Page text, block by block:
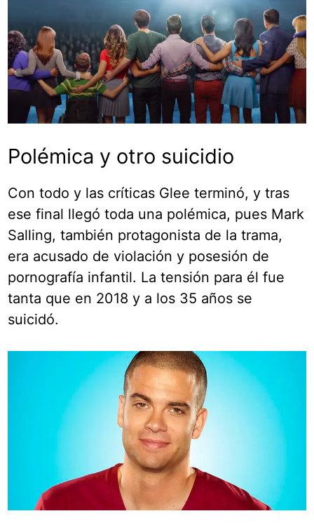
Polémica y otro suicidio
Con todo y las críticas Glee terminó, y tras
ese final llegó toda una polémica, pues Mark
Salling, también protagonista de la trama,
era acusado de violación y posesión de
pornografía infantil. La tensión para él fue
tanta que en 2018 y a los 35 años se
suicidó.